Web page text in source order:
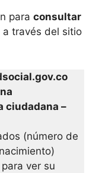
para consultar
a través del sitio
ciudadana –
(número de
ver su